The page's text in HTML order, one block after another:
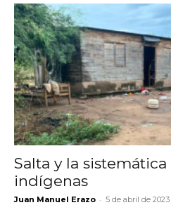
Salta y la
indígenas
Juan Manuel Erazo - 5 de abril de 2023